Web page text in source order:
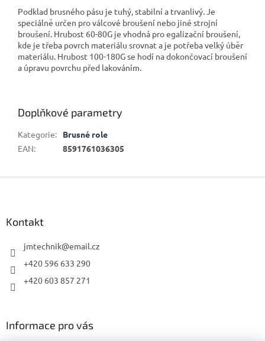
Podklad brusného pásu je tuhý, stabilní a trvanlivý. Je
speciálně určen pro válcové broušení nebo jiné strojní
broušení. Hrubost 60-80G je vhodná pro egalizační broušení,
kde je třeba povrch materiálu srovnat a je potřeba velký úběr
materiálu. Hrubost 100-180G se hodí na dokončovací broušení
a úpravu povrchu před lakováním.
Doplňkové parametry
Kategorie:
Brusné role
EAN: 8591761036305
Kontakt
jmtechnik@email.cz
+420 596 633 290
+420 603 857 271
Informace pro vás